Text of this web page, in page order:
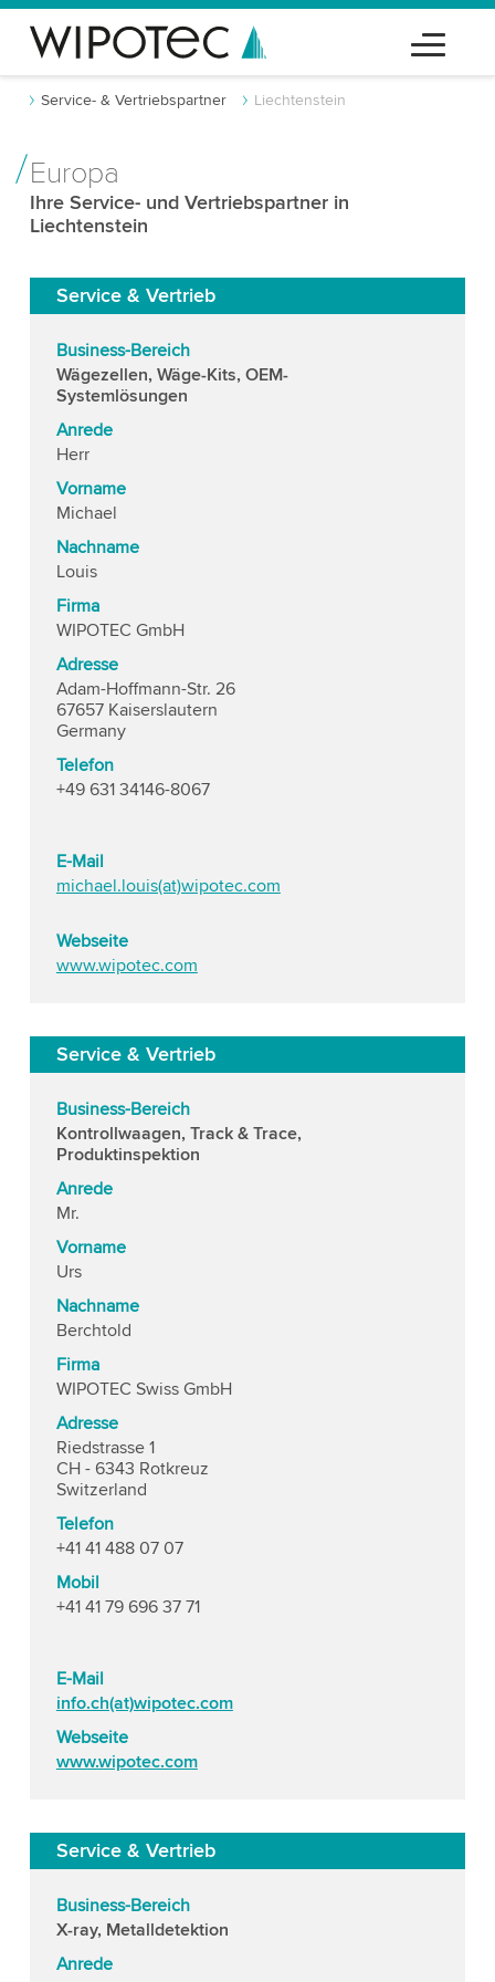
Service- & Vertriebspartner Liechtenstein
Europa
Ihre Service- und Vertriebspartner in
Liechtenstein
Service & Vertrieb
Business-Bereich
Wägezellen, Wäge-Kits, OEM-
Systemlösungen
Anrede
Herr
Vorname
Michael
Nachname
Louis
Firma
WIPOTEC GmbH
Adresse
Adam-Hoffmann-Str. 26
67657 Kaiserslautern
Germany
Telefon
+49 631 34146-8067
E-Mail
michael.louis(at)wipotec.com
Webseite
www.wipotec.com
Service & Vertrieb
Business-Bereich
Kontrollwaagen, Track & Trace,
Produktinspektion
Anrede
Mr.
Vorname
Urs
Nachname
Berchtold
Firma
WIPOTEC Swiss GmbH
Adresse
Riedstrasse 1
CH - 6343 Rotkreuz
Switzerland
Telefon
+41 41 488 07 07
Mobil
+41 41 79 696 37 71
E-Mail
info.ch(at)wipotec.com
Webseite
www.wipotec.com
Service & Vertrieb
Business-Bereich
X-ray, Metalldetektion
Anrede